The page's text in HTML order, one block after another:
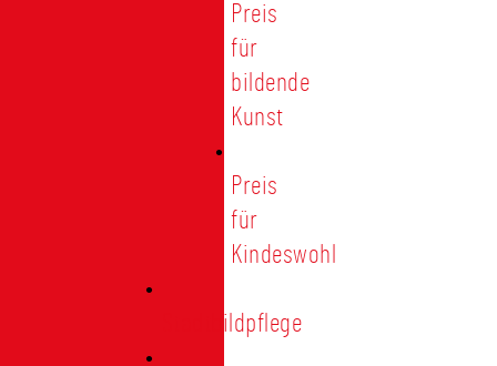
Preis
für
bildende
Kunst
Preis
für
Kindeswohl
Stadtbildpflege